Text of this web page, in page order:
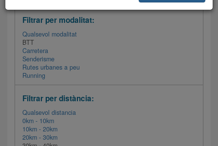
Filtrar per modalitat:
Qualsevol modalitat
BTT
Carretera
Senderisme
Rutes urbanes a peu
Running
Filtrar per distància:
Qualsevol distancia
0km - 10km
10km - 20km
20km - 30km